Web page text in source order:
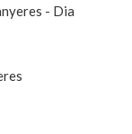
- Dia